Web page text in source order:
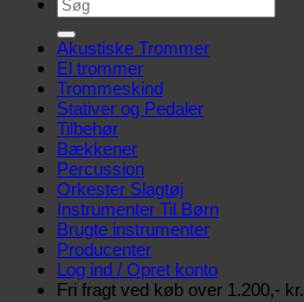
efter:
Akustiske Trommer
El trommer
Trommeskind
Stativer og Pedaler
Tilbehør
Bækkener
Percussion
Orkester Slagtøj
Instrumenter Til Børn
Brugte instrumenter
Producenter
Log ind / Opret konto
Fri fragt ved køb over 1.200,- kr.